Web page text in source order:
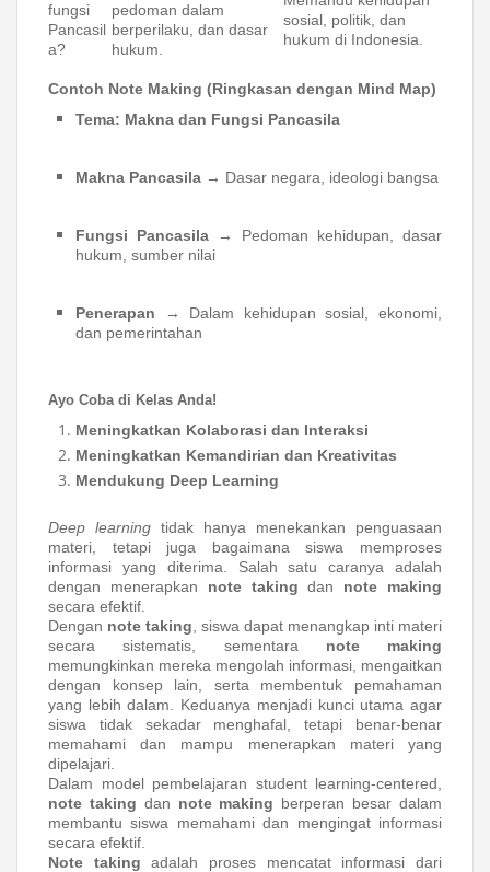
fungsi
Pancasil
a?
pedoman dalam
berperilaku, dan dasar
hukum.
sosial, politik, dan
hukum di Indonesia.
Contoh Note Making (Ringkasan dengan Mind Map)
Tema: Makna dan Fungsi Pancasila
Makna Pancasila → Dasar negara, ideologi bangsa
Fungsi Pancasila → Pedoman kehidupan, dasar
hukum, sumber nilai
Penerapan → Dalam kehidupan sosial, ekonomi,
dan pemerintahan
Ayo Coba di Kelas Anda!
Meningkatkan Kolaborasi dan Interaksi
Meningkatkan Kemandirian dan Kreativitas
Mendukung Deep Learning
Deep learning tidak hanya menekankan penguasaan
materi, tetapi juga bagaimana siswa memproses
informasi yang diterima. Salah satu caranya adalah
dengan menerapkan note taking dan note making
secara efektif.
Dengan note taking , siswa dapat menangkap inti materi
secara sistematis, sementara note making
memungkinkan mereka mengolah informasi, mengaitkan
dengan konsep lain, serta membentuk pemahaman
yang lebih dalam. Keduanya menjadi kunci utama agar
siswa tidak sekadar menghafal, tetapi benar-benar
memahami dan mampu menerapkan materi yang
dipelajari.
Dalam model pembelajaran student learning-centered,
note taking dan note making berperan besar dalam
membantu siswa memahami dan mengingat informasi
secara efektif.
Note taking adalah proses mencatat informasi dari